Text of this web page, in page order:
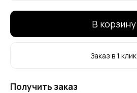
В корзину
Заказ в 1 клик
Получить заказ